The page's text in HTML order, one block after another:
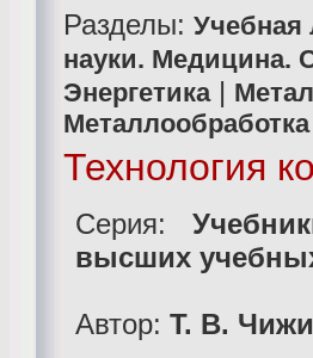
Разделы: Учебная
науки. Медицина.
Энергетика|
Металлообработка
Технология
Серия:
высших
Автор: Т. В.